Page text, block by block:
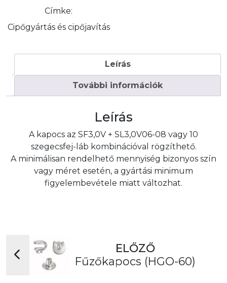
Címke:
Cipőgyártás és cipőjavítás
Leírás
További információk
Leírás
A kapocs az SF3,0V + SL3,0V06-08 vagy 10
szegecsfej-láb kombinációval rögzíthető.
A minimálisan rendelhető mennyiség bizonyos szín
vagy méret esetén, a gyártási minimum
figyelembevétele miatt változhat.
ELŐZŐ
Fűzőkapocs (HGO-60)